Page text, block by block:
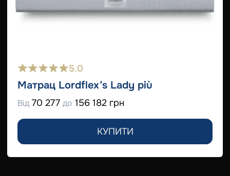
5.0
Матрац Lordflex’s Lady più
Від 70 277 до 156 182 грн
КУПИТИ